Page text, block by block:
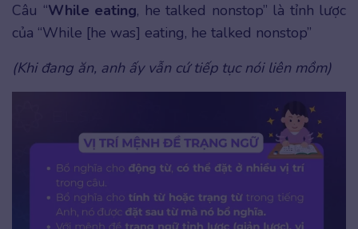
Câu “While eating, he talked nonstop” là tỉnh lược
của “While [he was] eating, he talked nonstop”
(Khi đang ăn, anh ấy vẫn cứ tiếp tục nói liên mồm)